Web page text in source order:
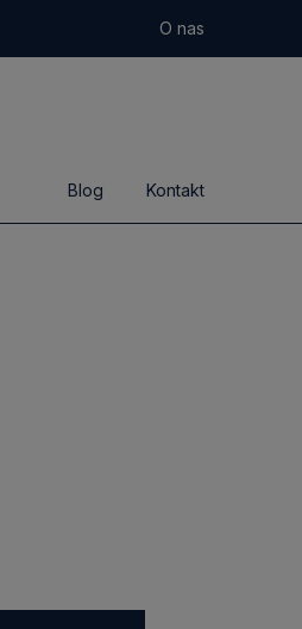
O nas
Blog Kontakt